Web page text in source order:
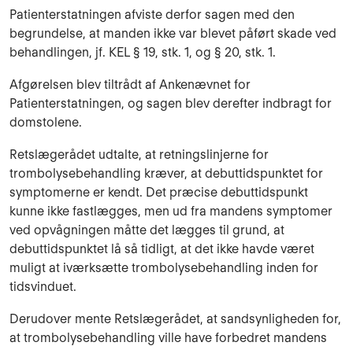
Patienterstatningen afviste derfor sagen med den
begrundelse, at manden ikke var blevet påført skade ved
behandlingen, jf. KEL § 19, stk. 1, og § 20, stk. 1.
Afgørelsen blev tiltrådt af Ankenævnet for
Patienterstatningen, og sagen blev derefter indbragt for
domstolene.
Retslægerådet udtalte, at retningslinjerne for
trombolysebehandling kræver, at debuttidspunktet for
symptomerne er kendt. Det præcise debuttidspunkt
kunne ikke fastlægges, men ud fra mandens symptomer
ved opvågningen måtte det lægges til grund, at
debuttidspunktet lå så tidligt, at det ikke havde været
muligt at iværksætte trombolysebehandling inden for
tidsvinduet.
Derudover mente Retslægerådet, at sandsynligheden for,
at trombolysebehandling ville have forbedret mandens